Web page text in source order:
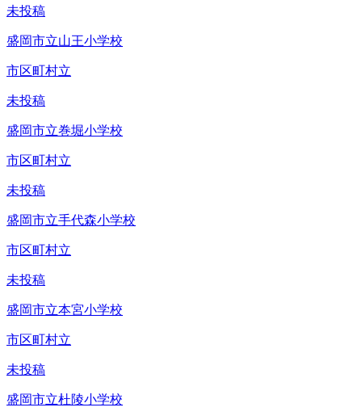
未投稿
盛岡市立山王小学校
市区町村立
未投稿
盛岡市立巻堀小学校
市区町村立
未投稿
盛岡市立手代森小学校
市区町村立
未投稿
盛岡市立本宮小学校
市区町村立
未投稿
盛岡市立杜陵小学校